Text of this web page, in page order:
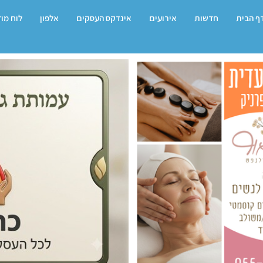
הבית חדשות אירועים אינדקס העסקים אלפון לוח